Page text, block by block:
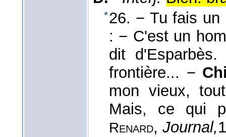
26. − Tu fais
: − C'est un
dit
frontière... −
mon vieux,
Mais, ce qui
Renard, Journal,